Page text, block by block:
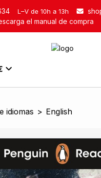
L–V de 10h a 13h
el manual de compra
idiomas > English